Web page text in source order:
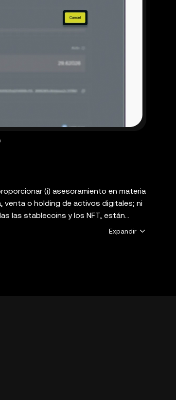
(i) asesoramiento en materia
venta o holding de activos digitales; ni
las stablecoins y los NFT, están
a perder todo su valor. Consulta a tu
Expandir